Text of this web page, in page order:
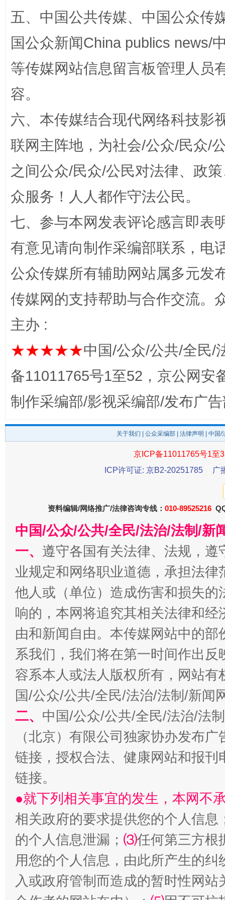
公平竞争审查“十大案例”出炉！ 一纸欠
千年窑火 生生不息 一
五、中国公共传媒、中国公众传
国公众新闻China publics news/
等传媒网站信息留言板管理人员
容。
六、本传媒结合现代网络科技影
联网主阵地，为社会/公众/民众/
之间公众/民众/公民对法律、政
众服务！人人都作守法公民。
七、参与本网发表评论感言即表
有意见请向制作采编部联系，电
公众传媒所有辅助网站属多元发
传媒网的支持帮助与合作交流。
主办 :
★★★★★中国/公众/公共/全民/
备11011765号1至52，京公网安
制作采编部/影视采编部/发布广
关于我们 公众采编部 法律声明 | 中国
京ICP备11011765号1至
ICP许可证: 京B2-20251785
广
资料编辑/网络推广/法律咨询专线： 010-89525216
中国/公众/公共/全民/法治/法制/新
一、 遵守各国有关法律、法规，
业规定和网络职业道德，承担法
他人或（单位）造成伤害和损失
响的，本网将追究其相关法律和
由和新闻自由。本传媒网站中的
系我们，我们将在第一时间作出
容系本人或法人版权所有，网站
国/公众/公共/全民/法治/法制/新闻
二、 中国/公众/公共/全民/法治/法
（北京）有限公司独家协办发布
链接，授权合法、健康网站和报
链接。
●就下列相关事宜的发生，本网不
相关政府的要求提供您的个人信息
的个人信息泄漏； ⑶任何第三方根
用您的个人信息，由此所产生的纠
入或政府管制而造成的暂时性网